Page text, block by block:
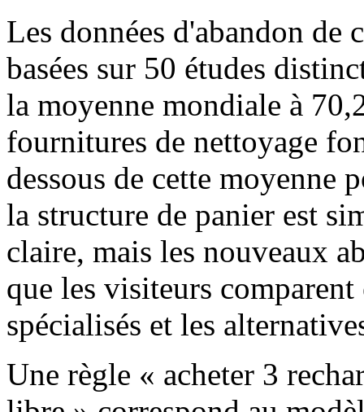
Les données d'abandon
basées sur 50 études
la moyenne mondiale à
fournitures de nettoyage
dessous de cette moyenne
la structure de panier est
claire, mais les nouveaux
que les visiteurs
spécialisés et les
Une règle « acheter 3